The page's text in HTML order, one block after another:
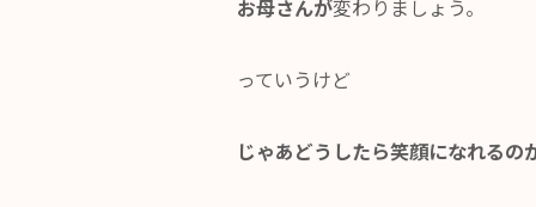
お母さんが変わりましょう。
っていうけど
じゃあどうしたら笑顔になれるの